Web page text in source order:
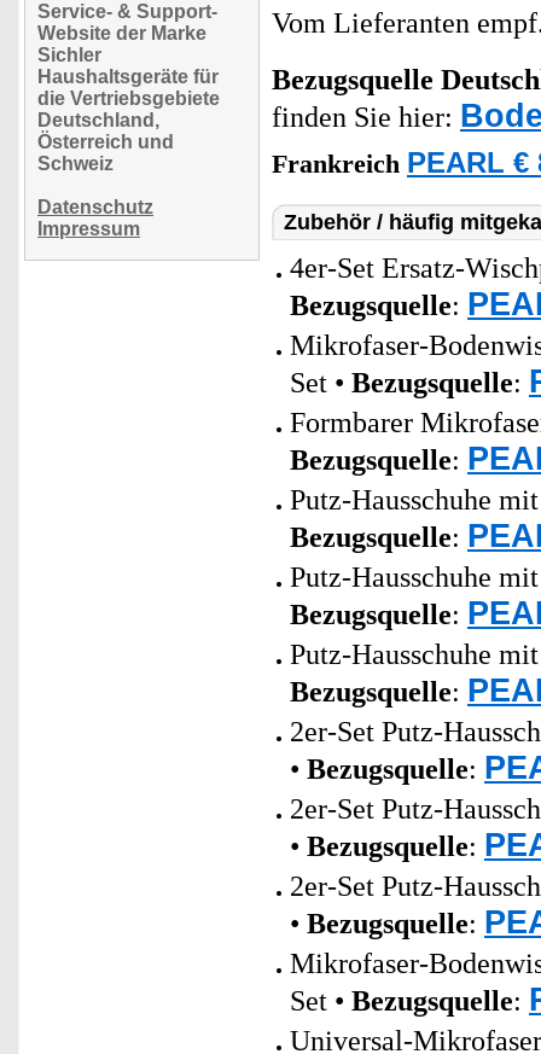
Service- & Support-
Website der Marke
Sichler
Haushaltsgeräte für
die Vertriebsgebiete
Deutschland,
Österreich und
Schweiz
Datenschutz
Impressum
Vom Lieferanten
Bezugsquelle
finden Sie hier:
Frankreich PEARL €
Zubehör / häufig
4er-Set Ersatz-
Bezugsquelle:
Mikrofaser-
Set • Bezugsquelle:
Formbarer
Bezugsquelle:
Putz-Hausschuhe
Bezugsquelle:
Putz-Hausschuhe
Bezugsquelle:
Putz-Hausschuhe
Bezugsquelle:
2er-Set Putz-
• Bezugsquelle:
2er-Set Putz-
• Bezugsquelle:
2er-Set Putz-
• Bezugsquelle:
Mikrofaser-
Set • Bezugsquelle:
Universal-